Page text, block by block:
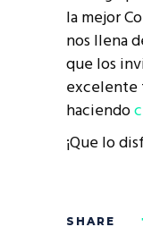
la mejor
nos llena
que los
excelente
haciendo
¡Que lo